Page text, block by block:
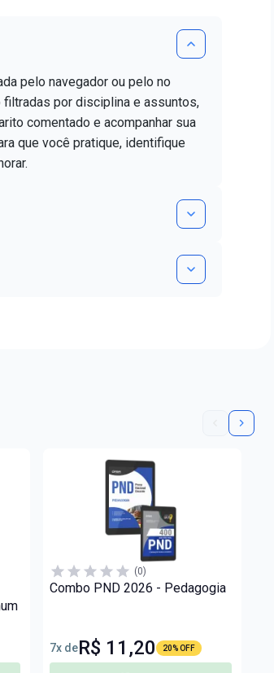
pelo navegador ou pelo no
por disciplina e assuntos,
comentado e acompanhar sua
que você pratique, identifique
(0)
Combo PND 2026 - Pedagogia
7x deR$ 11,20 20% OFF